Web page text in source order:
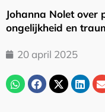
Johanna Nolet over
ongelijkheid en
20 april 2025